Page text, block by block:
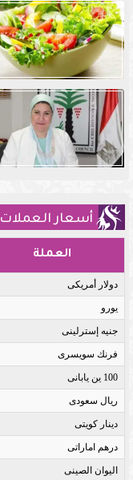
أسعار العملات
العملة
دولار أمريكى
يورو
جنيه إسترلينى
فرنك سويسرى
100 ين يابانى
ريال سعودى
دينار كويتى
درهم اماراتى
اليوان الصينى